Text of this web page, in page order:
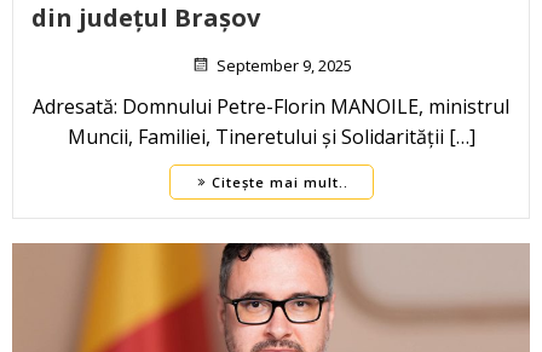
din județul Brașov
September 9, 2025
Adresată: Domnului Petre-Florin MANOILE, ministrul
Muncii, Familiei, Tineretului și Solidarității […]
Citește mai mult..